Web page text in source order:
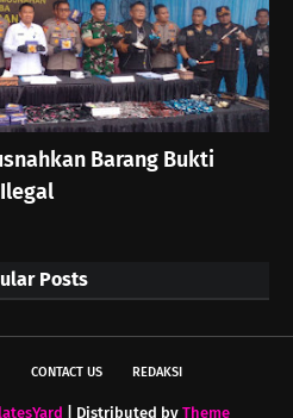
Barang Bukti
Posts
CONTACT US REDAKSI
| Distributed by Theme